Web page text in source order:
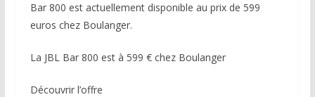
Bar 800 est actuellement disponible au prix de 599
euros chez Boulanger.
La JBL Bar 800 est à 599 € chez Boulanger
Découvrir l’offre